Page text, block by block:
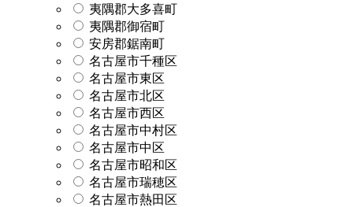
夷隅郡大多喜町
夷隅郡御宿町
安房郡鋸南町
名古屋市千種区
名古屋市東区
名古屋市北区
名古屋市西区
名古屋市中村区
名古屋市中区
名古屋市昭和区
名古屋市瑞穂区
名古屋市熱田区